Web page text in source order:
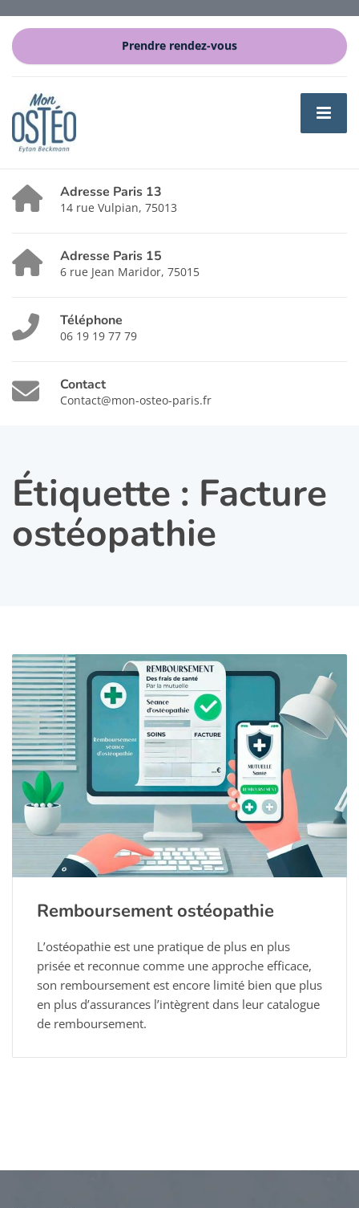
Prendre rendez-vous
Adresse Paris 13
14 rue Vulpian, 75013
Adresse Paris 15
6 rue Jean Maridor, 75015
Téléphone
06 19 19 77 79
Contact
Contact@mon-osteo-paris.fr
Étiquette : Facture
ostéopathie
Remboursement ostéopathie
L’ostéopathie est une pratique de plus en plus
prisée et reconnue comme une approche efficace,
son remboursement est encore limité bien que plus
en plus d’assurances l’intègrent dans leur catalogue
de remboursement.